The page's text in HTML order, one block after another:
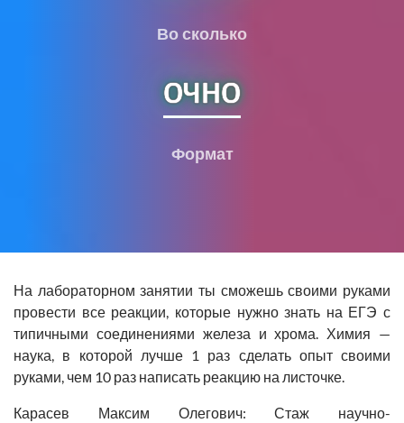
Во сколько
очно
Формат
На лабораторном занятии ты сможешь своими руками
провести все реакции, которые нужно знать на ЕГЭ с
типичными соединениями железа и хрома. Химия —
наука, в которой лучше 1 раз сделать опыт своими
руками, чем 10 раз написать реакцию на листочке.
Карасев Максим Олегович: Стаж научно-